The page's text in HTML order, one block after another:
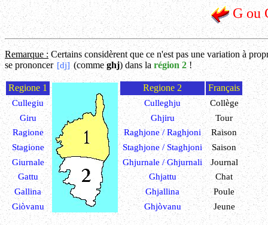
G ou
Remarque : Certains considèrent que ce n'est pas une variation à
se prononcer [dj] (commeghj) dans la région 2!
Regione 1 Regione 2 Français
Cullegiu Culleghju
Collège
Giru
Ghjiru
Tour
Ragione
Raghjone / Raghjoni
Raison
Stagione
Staghjone / Staghjoni
Saison
Giurnale
Ghjurnale / Ghjurnali
Journal
Gattu
Ghjattu
Chat
Gallina
Ghjallina
Poule
Giòvanu
Ghjòvanu Jeune